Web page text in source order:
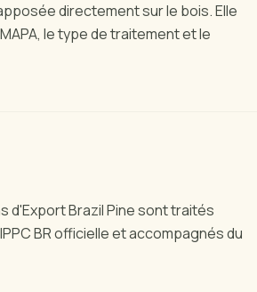
directement sur le bois. Elle
le type de traitement et le
d'Export Brazil Pine sont traités
BR officielle et accompagnés du